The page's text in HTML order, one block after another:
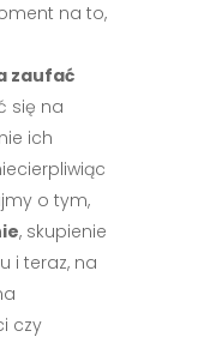
na to,
zaufać
się na
ich
o tym,
, skupienie
i teraz, na
czy